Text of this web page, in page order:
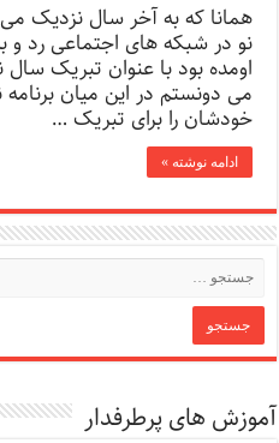
همانا که به آخر سال نزدیک
نو در شبکه های اجتماعی رد و
اومده بود با عنوان تبریک سال
می دونستم در این میان
خودشان را برای تبریک …
ادامه نوشته »
آموزش های پرطرفدار